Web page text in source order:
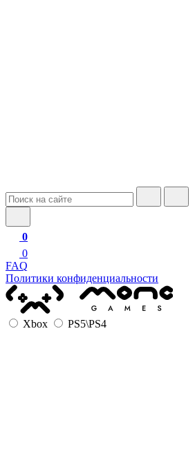
0
0
FAQ
Политики конфиденциальности
Xbox PS5\PS4